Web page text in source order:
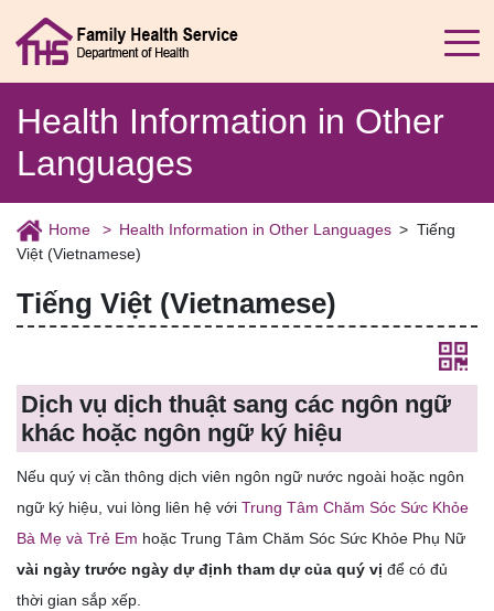
Health Information in Other
Languages
Home Health Information in Other Languages
Tiếng
Việt (Vietnamese)
Tiếng Việt (Vietnamese)
Dịch vụ dịch thuật sang các ngôn ngữ
khác hoặc ngôn ngữ ký hiệu
Nếu quý vị cần thông dịch viên ngôn ngữ nước ngoài hoặc ngôn
ngữ ký hiệu, vui lòng liên hệ với Trung Tâm Chăm Sóc Sức Khỏe
Bà Mẹ và Trẻ Em hoặc Trung Tâm Chăm Sóc Sức Khỏe Phụ Nữ
vài ngày trước ngày dự định tham dự của quý vị để có đủ
thời gian sắp xếp.